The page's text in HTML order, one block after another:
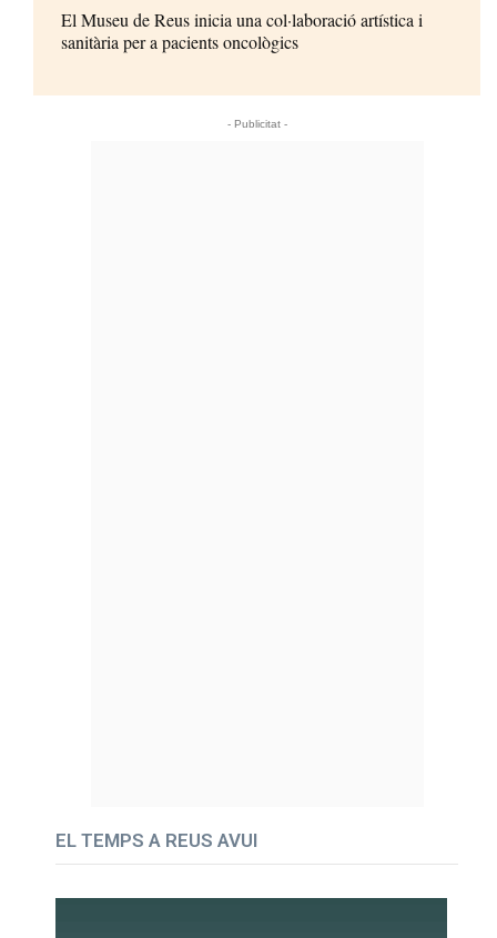
El Museu de Reus inicia una col·laboració artística i
sanitària per a pacients oncològics
- Publicitat -
EL TEMPS A REUS AVUI